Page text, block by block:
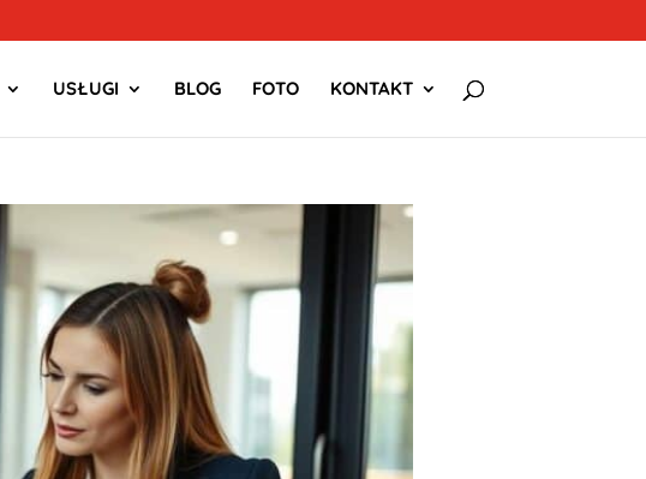
USŁUGI BLOG FOTO KONTAKT